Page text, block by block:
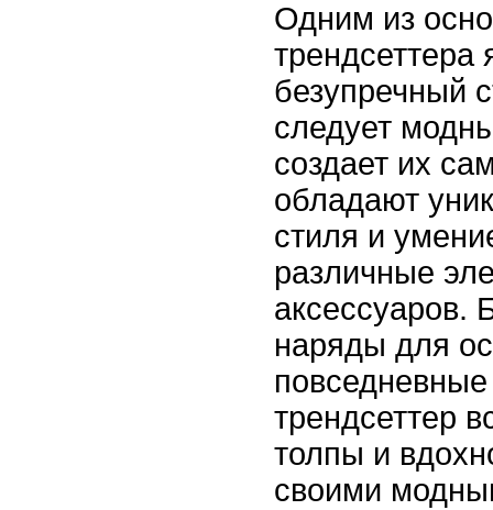
Одним из
трендсеттера
безупречный
следует
создает их
обладают
стиля и
различные
аксессуаров.
наряды для
трендсеттер
толпы и
своими